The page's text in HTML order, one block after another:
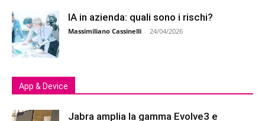
IA in azienda: quali sono i rischi?
Massimiliano Cassinelli - 24/04/2026
App & Device
Jabra amplia la gamma Evolve3 e